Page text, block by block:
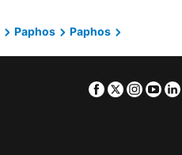
Theo Sunset Bay Hotel
Akti Beach Hotel & Village Resort
Aquamare Beach Hotel & Spa
Paphos
Paphos
Facebook
Twitter